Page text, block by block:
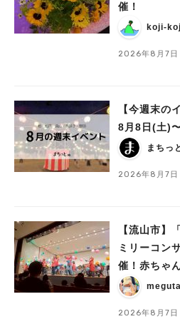
催！
koji-
2026年8月7日
【今週末の
8月8日(土)
まちっ
2026年8月7日
【流山市】
ミリーコン
催！赤ちゃ
も♪
meguta
2026年8月7日
#イベント#公園#教えたい／教えて投稿
#教えたい/こんなの見つけた